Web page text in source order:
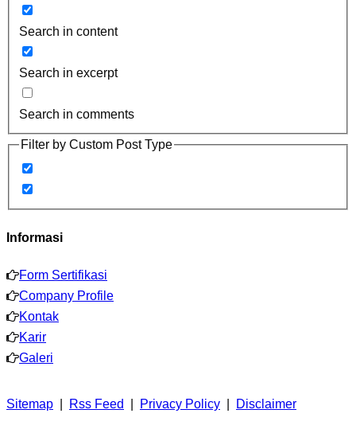
Search in content
Search in excerpt
Search in comments
Filter by Custom Post Type
Informasi
Form Sertifikasi
Company Profile
Kontak
Karir
Galeri
Sitemap Rss Feed Privacy Policy Disclaimer